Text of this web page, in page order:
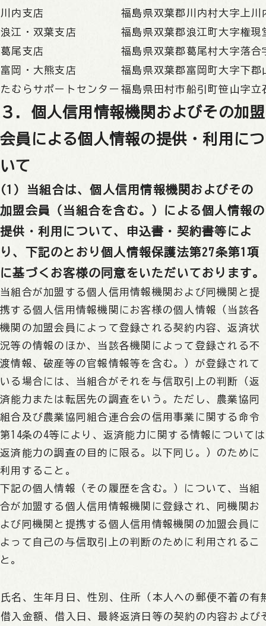
川内支店
福島県双葉郡川内村大字上川
浪江・双葉支店
福島県双葉郡浪江町大字権現
葛尾支店
福島県双葉郡葛尾村大字落合
富岡・大熊支店
福島県双葉郡富岡町大字下郡
たむらサポートセンター 福島県田村市船引町笹山字立
３．個人信用情報機関およびその加盟
会員による個人情報の提供・利用につ
いて
(1) 当組合は、個人信用情報機関およびその
加盟会員（当組合を含む。）による個人情報の
提供・利用について、申込書・契約書等によ
り、下記のとおり個人情報保護法第27条第1項
に基づくお客様の同意をいただいております。
当組合が加盟する個人信用情報機関および同機関と提
携する個人信用情報機関にお客様の個人情報（当該各
機関の加盟会員によって登録される契約内容、返済状
況等の情報のほか、当該各機関によって登録される不
渡情報、破産等の官報情報等を含む。）が登録されて
いる場合には、当組合がそれを与信取引上の判断（返
済能力または転居先の調査をいう。ただし、農業協同
組合及び農業協同組合連合会の信用事業に関する命令
第14条の4等により、返済能力に関する情報については
返済能力の調査の目的に限る。以下同じ。）のために
利用すること。
下記の個人情報（その履歴を含む。）について、当組
合が加盟する個人信用情報機関に登録され、同機関お
よび同機関と提携する個人信用情報機関の加盟会員に
よって自己の与信取引上の判断のために利用されるこ
と。
氏名、生年月日、性別、住所（本人への郵便不着の
借入金額、借入日、最終返済日等の契約の内容およ